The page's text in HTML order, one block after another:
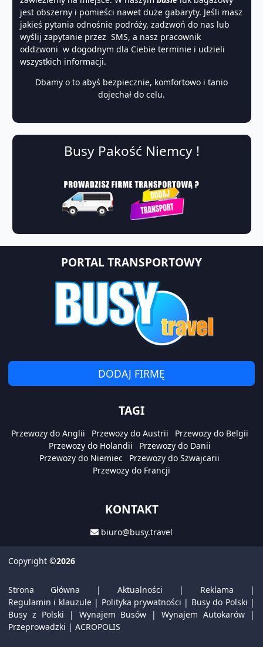
jest obszerny i pomieści nawet duże gabaryty. Jeśli masz
jakieś pytania odnośnie podróży, zadzwoń do nas lub
wyślij zapytanie przez SMS, a nasz pracownik
oddzwoni w dogodnym dla Ciebie terminie i udzieli
wszystkich informacji.
Dbamy o to abyś bezpiecznie, komfortowo i tanio
dojechał do celu.
Busy Pakość Niemcy !
PORTAL TRANSPORTOWY
DODAJ FIRMĘ
TAGI
Przewozy do Anglii Przewozy do Austrii
Przewozy do Belgii
Przewozy do Holandii
Przewozy do Danii
Przewozy do Niemiec
Przewozy do Szwajcarii
Przewozy do Francji
KONTAKT
biuro@busy.travel
Copyright ©2026
Strona Główna | Aktualności | Reklama |
Regulamin i klauzule| Polityka prywatności | Busy do Polski |
Busy z Polski | Wynajem Busów |Wynajem Autokarów |
Przeprowadzki | ACROPOLIS